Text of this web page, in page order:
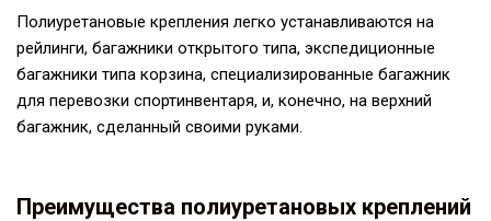
Полиуретановые крепления легко устанавливаются на
рейлинги, багажники открытого типа, экспедиционные
багажники типа корзина, специализированные багажник
для перевозки спортинвентаря, и, конечно, на верхний
багажник, сделанный своими руками.
Преимущества полиуретановых креплений